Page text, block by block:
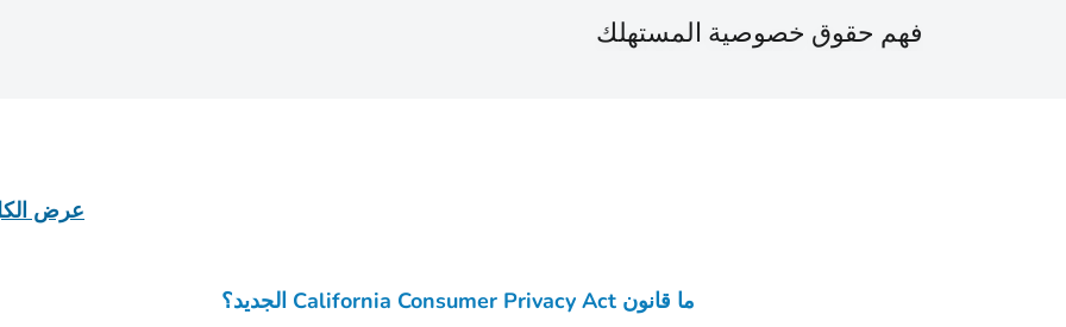
فهم حقوق خصوصية المستهلك
عرض
ما قانون California Consumer Privacy Act الجديد؟